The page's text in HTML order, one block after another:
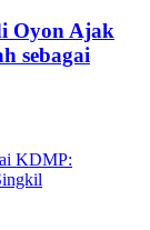
Oyon Ajak
sebagai